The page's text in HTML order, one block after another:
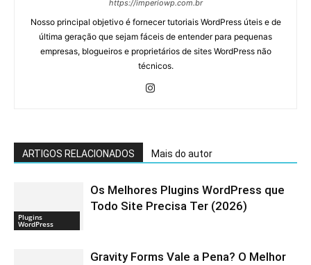
https://imperiowp.com.br
Nosso principal objetivo é fornecer tutoriais WordPress úteis e de
última geração que sejam fáceis de entender para pequenas
empresas, blogueiros e proprietários de sites WordPress não
técnicos.
ARTIGOS RELACIONADOS Mais do autor
Plugins
WordPress
Os Melhores Plugins WordPress que
Todo Site Precisa Ter (2026)
Gravity Forms Vale a Pena? O Melhor